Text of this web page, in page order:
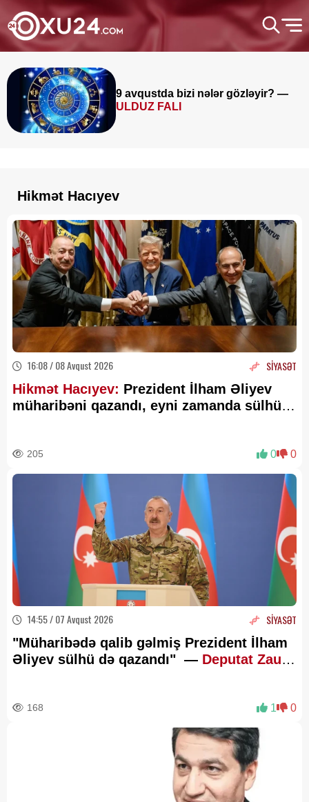
9 avqustda bizi nələr gözləyir? —
ULDUZ FALI
Hikmət Hacıyev
16:08 / 08 Avqust 2026 SİYASƏT
Hikmət Hacıyev: Prezident İlham Əliyev
müharibəni qazandı, eyni zamanda sülhü
205 0 0
14:55 / 07 Avqust 2026 SİYASƏT
"Müharibədə qalib gəlmiş Prezident İlham
Əliyev sülhü də qazandı" — Deputat Zaur
168 1 0